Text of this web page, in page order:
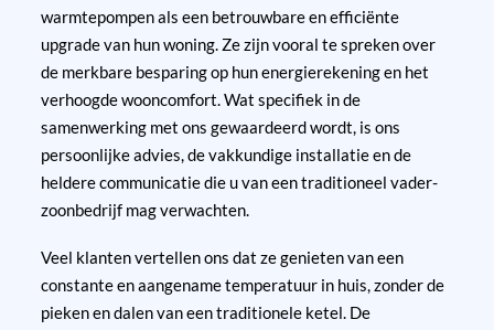
warmtepompen als een betrouwbare en efficiënte
upgrade van hun woning. Ze zijn vooral te spreken over
de merkbare besparing op hun energierekening en het
verhoogde wooncomfort. Wat specifiek in de
samenwerking met ons gewaardeerd wordt, is ons
persoonlijke advies, de vakkundige installatie en de
heldere communicatie die u van een traditioneel vader-
zoonbedrijf mag verwachten.
Veel klanten vertellen ons dat ze genieten van een
constante en aangename temperatuur in huis, zonder de
pieken en dalen van een traditionele ketel. De